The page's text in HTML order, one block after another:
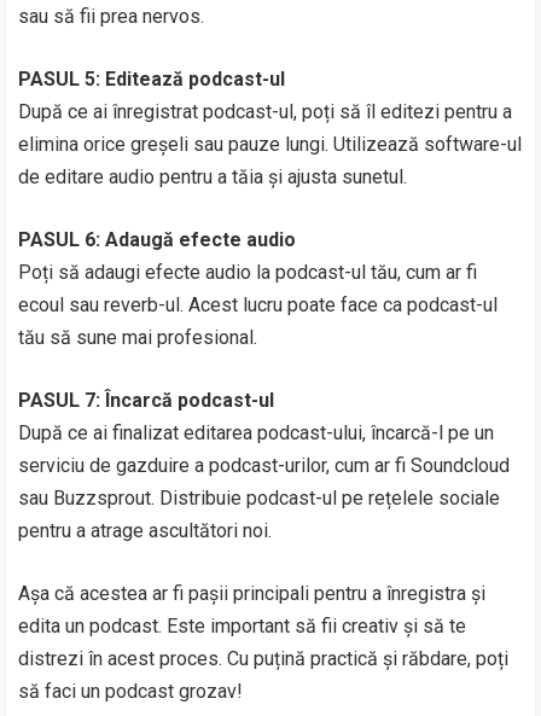
sau să fii prea nervos.
PASUL 5: Editează podcast-ul
După ce ai înregistrat podcast-ul, poți să îl editezi pentru a
elimina orice greșeli sau pauze lungi. Utilizează software-ul
de editare audio pentru a tăia și ajusta sunetul.
PASUL 6: Adaugă efecte audio
Poți să adaugi efecte audio la podcast-ul tău, cum ar fi
ecoul sau reverb-ul. Acest lucru poate face ca podcast-ul
tău să sune mai profesional.
PASUL 7: Încarcă podcast-ul
După ce ai finalizat editarea podcast-ului, încarcă-l pe un
serviciu de gazduire a podcast-urilor, cum ar fi Soundcloud
sau Buzzsprout. Distribuie podcast-ul pe rețelele sociale
pentru a atrage ascultători noi.
Așa că acestea ar fi pașii principali pentru a înregistra și
edita un podcast. Este important să fii creativ și să te
distrezi în acest proces. Cu puțină practică și răbdare, poți
să faci un podcast grozav!